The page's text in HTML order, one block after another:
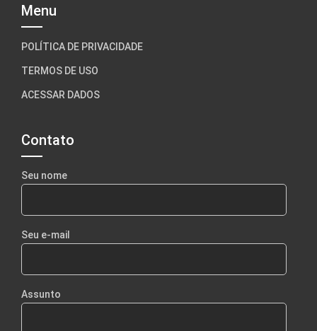
Menu
POLÍTICA DE PRIVACIDADE
TERMOS DE USO
ACESSAR DADOS
Contato
Seu nome
Seu e-mail
Assunto